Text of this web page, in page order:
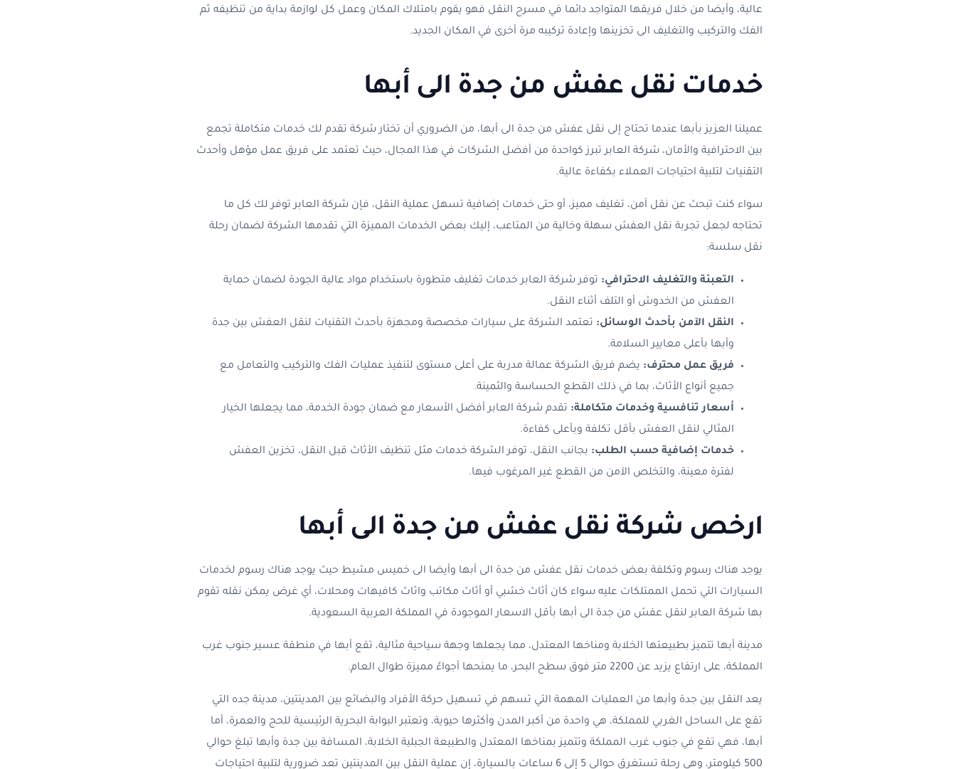
عالية، وأيضا من خلال فريقها المتواجد دائما في مسرح النقل فهو يقوم بامتلاك المكان وعمل كل لوازمة بداية من تنظيفه ثم
الفك والتركيب والتغليف الى تخزينها وإعادة تركيبه مرة أخرى في المكان الجديد.
خدمات نقل عفش من جدة الى أبها
عميلنا العزيز بأبها عندما تحتاج إلى نقل عفش من جدة الى أبها، من الضروري أن تختار شركة تقدم لك خدمات متكاملة تجمع
بين الاحترافية والأمان، شركة العابر تبرز كواحدة من أفضل الشركات في هذا المجال، حيث تعتمد على فريق عمل مؤهل وأحدث
التقنيات لتلبية احتياجات العملاء بكفاءة عالية.
سواء كنت تبحث عن نقل آمن، تغليف مميز، أو حتى خدمات إضافية تسهل عملية النقل، فإن شركة العابر توفر لك كل ما
تحتاجه لجعل تجربة نقل العفش سهلة وخالية من المتاعب، إليك بعض الخدمات المميزة التي تقدمها الشركة لضمان رحلة
نقل سلسة:
التعبئة والتغليف الاحترافي: توفر شركة العابر خدمات تغليف متطورة باستخدام مواد عالية الجودة لضمان حماية
العفش من الخدوش أو التلف أثناء النقل.
النقل الآمن بأحدث الوسائل: تعتمد الشركة على سيارات مخصصة ومجهزة بأحدث التقنيات لنقل العفش بين جدة
وأبها بأعلى معايير السلامة.
فريق عمل محترف: يضم فريق الشركة عمالة مدربة على أعلى مستوى لتنفيذ عمليات الفك والتركيب والتعامل مع
جميع أنواع الأثاث، بما في ذلك القطع الحساسة والثمينة.
أسعار تنافسية وخدمات متكاملة: تقدم شركة العابر أفضل الأسعار مع ضمان جودة الخدمة، مما يجعلها الخيار
المثالي لنقل العفش بأقل تكلفة وبأعلى كفاءة.
خدمات إضافية حسب الطلب: بجانب النقل، توفر الشركة خدمات مثل تنظيف الأثاث قبل النقل، تخزين العفش
لفترة معينة، والتخلص الآمن من القطع غير المرغوب فيها.
ارخص شركة نقل عفش من جدة الى أبها
يوجد هناك رسوم وتكلفة بعض خدمات نقل عفش من جدة الى أبها وأيضا الى خميس مشيط حيث يوجد هناك رسوم لخدمات
السيارات التي تحمل الممتلكات عليه سواء كان أثاث خشبي أو أثاث مكاتب واثاث كافيهات ومحلات، أي غرض يمكن نقله تقوم
بها شركة العابر لنقل عفش من جدة الى أبها بأقل الاسعار الموجودة في المملكة العربية السعودية.
مدينة أبها تتميز بطبيعتها الخلابة ومناخها المعتدل، مما يجعلها وجهة سياحية مثالية، تقع أبها في منطقة عسير جنوب غرب
المملكة، على ارتفاع يزيد عن 2200 متر فوق سطح البحر، ما يمنحها أجواءً مميزة طوال العام.
يعد النقل بين جدة وأبها من العمليات المهمة التي تسهم في تسهيل حركة الأفراد والبضائع بين المدينتين، مدينة جده التي
تقع على الساحل الغربي للمملكة، هي واحدة من أكبر المدن وأكثرها حيوية، وتعتبر البوابة البحرية الرئيسية للحج والعمرة، أما
أبها، فهي تقع في جنوب غرب المملكة وتتميز بمناخها المعتدل والطبيعة الجبلية الخلابة، المسافة بين جدة وأبها تبلغ حوالي
500 كيلومتر، وهي رحلة تستغرق حوالي 5 إلى 6 ساعات بالسيارة، إن عملية النقل بين المدينتين تعد ضرورية لتلبية احتياجات